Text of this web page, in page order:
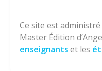
Ce site est
Master Édition
enseignants et les